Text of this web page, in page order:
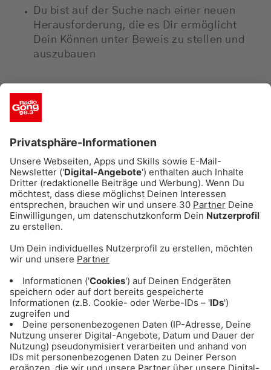
Du bist auf der Suche nach einer neuen
Herausforderung, die es Dir ermöglicht
Dein Können unter Beweis zu stellen und
auszubauen
WIR BIETEN DIR:
Eine fundierte Ausbildung mit externen
Landeszentrale für neue Medien
Eine Festanstellung in Vollzeit
Eine leistungsgerechte Bezahlung und die
Möglichkeit einer Bezuschussung zur
betrieblichen Altersvorsorge
30 Tage Urlaub
Ein hochmotiviertes, professionelles und
Team
Eine steile Lernkurve mit vielen
spannenden Herausforderungen
Wir freuen uns über Deine aussagekräftige
Bewerbung unter Angabe Deiner